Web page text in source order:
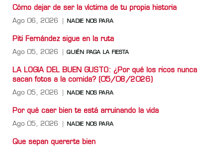
Cómo dejar de ser la víctima de tu propia historia
Ago 06, 2026 NADIE NOS PARA
Piti Fernández sigue en la ruta
Ago 05, 2026 QUIÉN PAGA LA FIESTA
LA LOGIA DEL BUEN GUSTO: ¿Por qué los ricos nunca
sacan fotos a la comida? (05/08/2026)
Ago 05, 2026 NADIE NOS PARA
Por qué caer bien te está arruinando la vida
Ago 05, 2026 NADIE NOS PARA
Que sepan quererte bien